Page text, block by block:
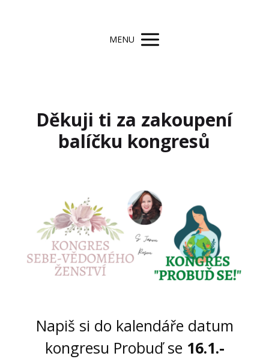
MENU
Děkuji ti za zakoupení
balíčku kongresů
Napiš si do kalendáře datum
kongresu Probuď se 16.1.-